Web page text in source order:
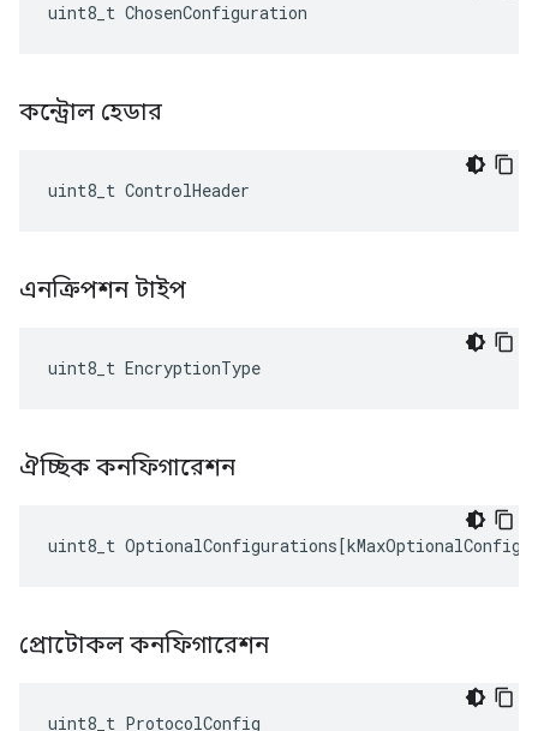
uint8_t ChosenConfiguration
কন্ট্রোল হেডার
uint8_t ControlHeader
এনক্রিপশন টাইপ
uint8_t EncryptionType
ঐচ্ছিক কনফিগারেশন
uint8_t OptionalConfigurations[
প্রোটোকল কনফিগারেশন
uint8_t ProtocolConfig